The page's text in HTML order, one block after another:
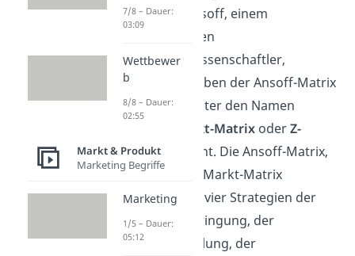
Harry Igor Ansoff, einem
amerikanischen
Wirtschaftswissenschaftler,
entwickelt. Neben der Ansoff-Matrix
ist sie auch unter den Namen
Produkt-Markt-MatrixoderZ-
Matrixbekannt. Die Ansoff-Matrix,
bzw. Produkt-Markt-Matrix
beinhaltet die vier Strategien der
Marktdurchdringung, der
Marktentwicklung, der
7/8 – Dauer:
03:09
Wettbewer
b
8/8 – Dauer:
02:55
Markt & Produkt
Marketing Begriffe
Marketing
1/5 – Dauer:
05:12